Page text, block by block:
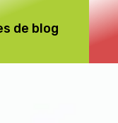
de blog